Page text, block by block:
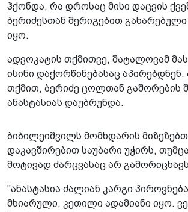
ჰქონდა, რა დროსაც მისი დაცვის
ბერიძესთან შერიგებით
იყო.
ადვოკატის თქმითვე, შატალოვამ
ისინი დაქორწინებასაც
თქმით, ბერიძე ცოლთან გაშორების
ანასტასიას დაუბრუნდა.
ბიბილეიშვილს მომხდარის
დაკავშირებით საუბარი უჭირს,
მოტივად ძარცვასაც არ
"ანასტასია ძალიან კარგი
მხიარული, კეთილი ადამიანი იყო.